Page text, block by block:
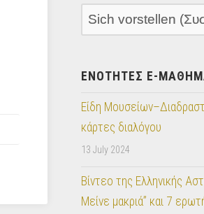
Categories
ΕΝΟΤΗΤΕΣ E-
Είδη
κάρτες διαλόγου
13 July 2024
Βίντεο της Ελληνικής
Μείνε μακριά” και 7